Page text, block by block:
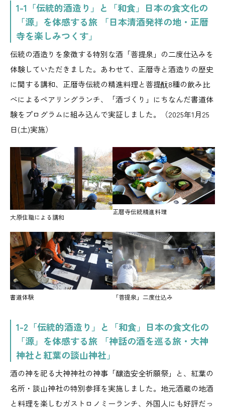
1-1「伝統的酒造り」と「和食」日本の食文化の
「源」を体感する旅 「日本清酒発祥の地・正暦
寺を楽しみつくす」
伝統の酒造りを象徴する特別な酒「菩提泉」の二度仕込みを
体験していただきました。あわせて、正暦寺と酒造りの歴史
に関する講和、正暦寺伝統の精進料理と菩提酛8種の飲み比
べによるペアリングランチ、「酒づくり」にちなんだ書道体
験をプログラムに組み込んで実証しました。（2025年1月25
日(土)実施）
大原住職による講和
正暦寺伝統精進料理
書道体験 「菩提泉」二度仕込み
1-2「伝統的酒造り」と「和食」日本の食文化の
「源」を体感する旅 「神話の酒を巡る旅・大神
神社と紅葉の談山神社」
酒の神を祀る大神神社の神事「醸造安全祈願祭」と、紅葉の
名所・談山神社の特別参拝を実施しました。地元酒蔵の地酒
と料理を楽しむガストロノミーランチ、外国人にも好評だっ